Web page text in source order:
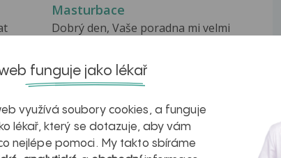
Masturbace
Dobrý den, Vaše poradna mi velmi
na zdravá játra?
funguje jako lékař
využívá soubory cookies, a funguje
lékař, který se dotazuje, aby vám
nejlépe pomoci. My takto sbíráme